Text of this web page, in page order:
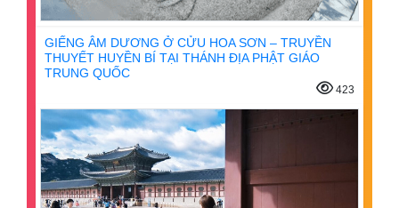
GIẾNG ÂM DƯƠNG Ở CỬU HOA SƠN – TRUYỀN
THUYẾT HUYỀN BÍ TẠI THÁNH ĐỊA PHẬT GIÁO
TRUNG QUỐC
423